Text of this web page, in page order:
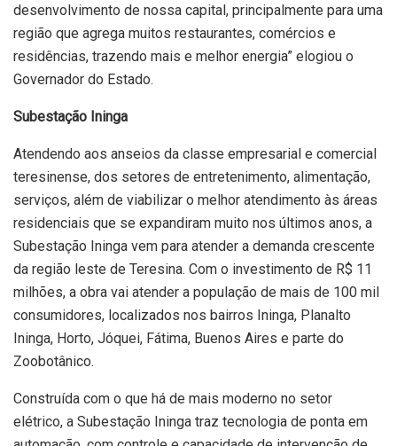
desenvolvimento de nossa capital, principalmente para uma
região que agrega muitos restaurantes, comércios e
residências, trazendo mais e melhor energia” elogiou o
Governador do Estado.
Subestação Ininga
Atendendo aos anseios da classe empresarial e comercial
teresinense, dos setores de entretenimento, alimentação,
serviços, além de viabilizar o melhor atendimento às áreas
residenciais que se expandiram muito nos últimos anos, a
Subestação Ininga vem para atender a demanda crescente
da região leste de Teresina. Com o investimento de R$ 11
milhões, a obra vai atender a população de mais de 100 mil
consumidores, localizados nos bairros Ininga, Planalto
Ininga, Horto, Jóquei, Fátima, Buenos Aires e parte do
Zoobotânico.
Construída com o que há de mais moderno no setor
elétrico, a Subestação Ininga traz tecnologia de ponta em